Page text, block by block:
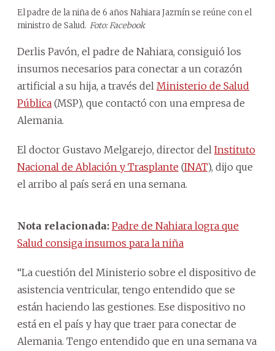
El padre de la niña de 6 años Nahiara Jazmín se reúne con el
ministro de Salud. Foto: Facebook
Derlis Pavón, el padre de Nahiara, consiguió los
insumos necesarios para conectar a un corazón
artificial a su hija, a través del Ministerio de Salud
Pública (MSP), que contactó con una empresa de
Alemania.
El doctor Gustavo Melgarejo, director del Instituto
Nacional de Ablación y Trasplante (INAT), dijo que
el arribo al país será en una semana.
Nota relacionada: Padre de Nahiara logra que
Salud consiga insumos para la niña
“La cuestión del Ministerio sobre el dispositivo de
asistencia ventricular, tengo entendido que se
están haciendo las gestiones. Ese dispositivo no
está en el país y hay que traer para conectar de
Alemania. Tengo entendido que en una semana va